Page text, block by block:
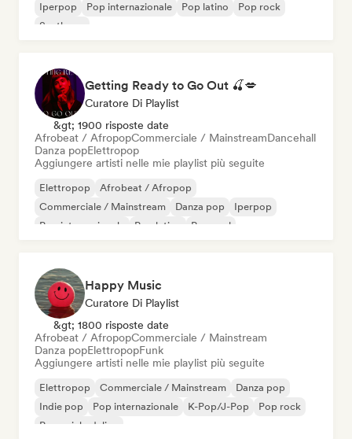
Iperpop
Pop internazionale Pop latino
Pop rock
Synthpop
Getting Ready to Go Out 🍒💋
Curatore Di Playlist
&gt; 1900 risposte date
Afrobeat / AfropopCommerciale / MainstreamDancehall
Danza popElettropop
Aggiungere artisti nelle mie playlist più seguite
Elettropop
Afrobeat / Afropop
Commerciale / Mainstream
Danza pop
Iperpop
Pop internazionale
Pop latino Pop soul
Happy Music
Curatore Di Playlist
&gt; 1800 risposte date
Afrobeat / AfropopCommerciale / Mainstream
Danza popElettropopFunk
Aggiungere artisti nelle mie playlist più seguite
Elettropop Commerciale / Mainstream
Danza pop
Indie pop
Pop internazionale K-Pop/J-Pop
Pop rock
Pop psichedelico